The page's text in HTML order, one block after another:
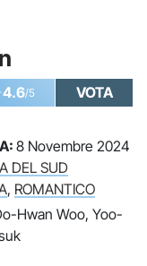
4.6/5
VOTA
8 Novembre 2024
DEL SUD
, ROMANTICO
Hwan Woo, Yoo-